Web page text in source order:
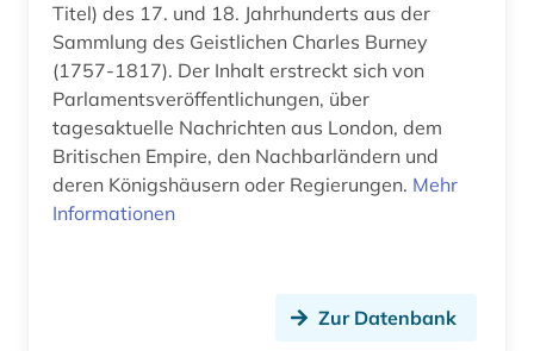
asien (12)
asienforschung (4)
assisi (1)
assyriologie (1)
Titel) des 17. und 18. Jahrhunderts aus der
Sammlung des Geistlichen Charles Burney
(1757-1817). Der Inhalt erstreckt sich von
Parlamentsveröffentlichungen, über
tagesaktuelle Nachrichten aus London, dem
Britischen Empire, den Nachbarländern und
deren Königshäusern oder Regierungen. Mehr
Informationen
Zur Datenbank